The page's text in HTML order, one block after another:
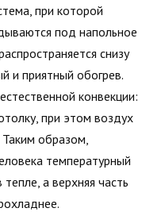
при которой
под напольное
снизу
и приятный обогрев.
конвекции:
при этом воздух
образом,
температурный
а верхняя часть